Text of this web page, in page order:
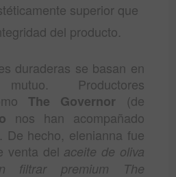
superior que
del producto.
duraderas se basan en
Productores
The Governor (de
nos han acompañado
De hecho, elenianna fue
venta del aceite de oliva
filtrar premium The